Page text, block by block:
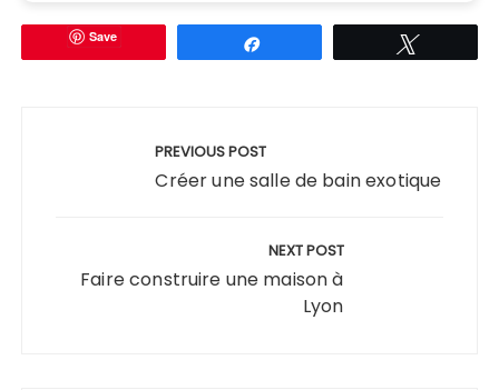
Save
PREVIOUS POST
Créer une salle de bain exotique
NEXT POST
Faire construire une maison à
Lyon